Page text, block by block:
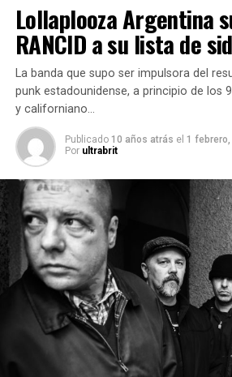
Lollaplooza Argentina
RANCID a su lista de
La banda que supo ser impulsora del
punk estadounidense, a principio de los
y californiano…
Publicado 10 años atrás el 1
Por ultrabrit